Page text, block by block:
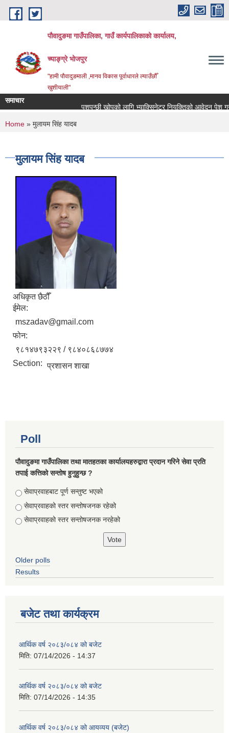
Skip to main content
पौवादुङमा गाउँपालिका, गाउँ कार्यपालिकाको कार्यालय,
च्याङ्ग्रे भोजपुर
"हामी पौवादुङमाली ,मानव विकास पूर्वाधारले ल्याउँछौँ
खुशीयाली"
समाचार
पशुपन्छी खोपको लागि भ्याक्सिनेटर नियुक्तिको आवेदन पेश गर्ने
You are here
Home » मुलायम सिंह यादब
मुलायम सिंह यादब
अधिकृत छैठौँ
ईमेल:
mszadav@gmail.com
फोन:
९८१४७९३२२९ / ९८४०८६८७७४
Section: प्रशासन शाखा
Poll
पौवादुङमा गाउँपालिका तथा मातहतका कार्यालयहरुद्वारा प्रदान गरिने सेवा प्रति
तपाई कत्तिको सन्तोष हुनुहुन्छ ?
Choices
सेवाप्रवाहबाट पूर्ण सन्तुष्ट भएको
सेवाप्रवाहको स्तर सन्तोषजनक रहेको
सेवाप्रवाहको स्तर सन्तोषजनक नरहेको
Older polls
Results
बजेट तथा कार्यक्रम
आर्थिक वर्ष २०८३/०८४ को बजेट
मिति: 07/14/2026 - 14:37
आर्थिक वर्ष २०८३/०८४ को बजेट
मिति: 07/14/2026 - 14:35
आर्थिक वर्ष २०८३/०८४ को आयव्यय (बजेट)